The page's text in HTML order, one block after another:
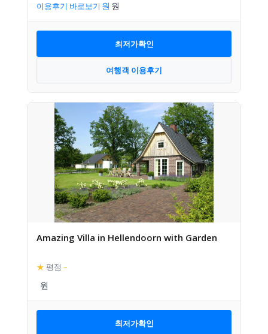
이용후기 바로보기
최저가확인
여행객 이용후기
Amazing Villa in Hellendoorn with Garden
★ 평점 –
최저가확인